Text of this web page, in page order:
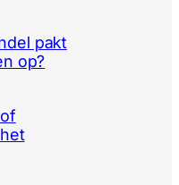
pakt
op?